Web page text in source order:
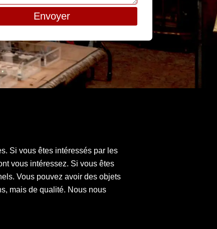
Si vous êtes intéressés par les
vous intéressez. Si vous êtes
Vous pouvez avoir des objets
mais de qualité. Nous nous